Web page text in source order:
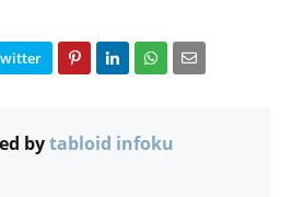
bytabloid infoku